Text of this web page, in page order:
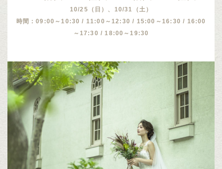
10/25（日）、10/31（土）
時間：09:00～10:30 / 11:00～12:30 / 15:00～16:30 / 16:00
～17:30 / 18:00～19:30